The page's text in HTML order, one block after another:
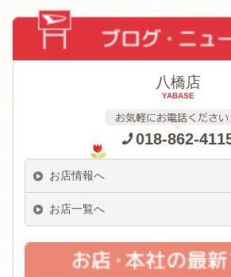
八橋店
YABASE
018-862-
お店情報へ
お店一覧へ